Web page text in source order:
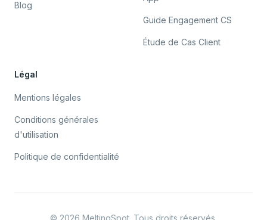
Blog
Guide Engagement CS
Étude de Cas Client
Légal
Mentions légales
Conditions générales
d'utilisation
Politique de confidentialité